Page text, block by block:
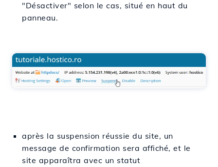
"Désactiver" selon le cas, situé en haut du
panneau.
après la suspension réussie du site, un
message de confirmation sera affiché, et le
site apparaîtra avec un statut